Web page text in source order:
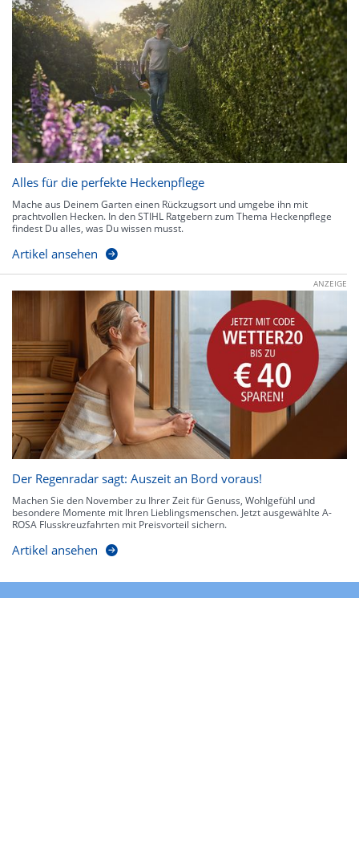
Alles für die perfekte Heckenpflege
Mache aus Deinem Garten einen Rückzugsort und umgebe ihn mit
prachtvollen Hecken. In den STIHL Ratgebern zum Thema Heckenpflege
findest Du alles, was Du wissen musst.
Artikel ansehen
ANZEIGE
Der Regenradar sagt: Auszeit an Bord voraus!
Machen Sie den November zu Ihrer Zeit für Genuss, Wohlgefühl und
besondere Momente mit Ihren Lieblingsmenschen. Jetzt ausgewählte A-
ROSA Flusskreuzfahrten mit Preisvorteil sichern.
Artikel ansehen